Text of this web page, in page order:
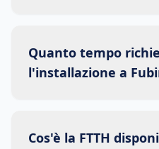
Quanto tempo
l'installazione a
Cos'è la FTTH